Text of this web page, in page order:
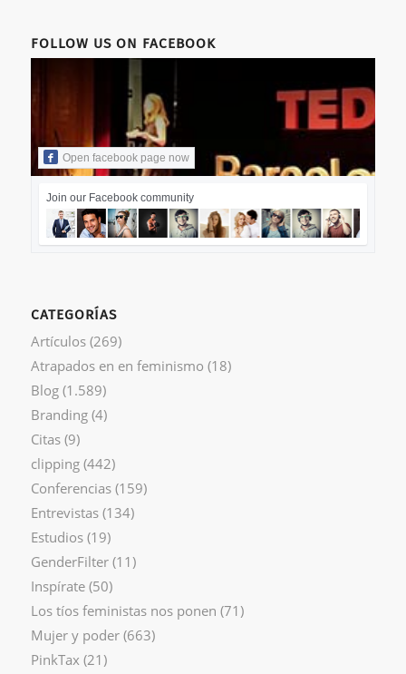
FOLLOW US ON FACEBOOK
Open facebook page now
Join our Facebook community
CATEGORÍAS
Artículos(269)
Atrapados en en feminismo (18)
Blog(1.589)
Branding(4)
Citas(9)
clipping(442)
Conferencias(159)
Entrevistas(134)
Estudios(19)
GenderFilter(11)
Inspírate(50)
Los tíos feministas nos ponen (71)
Mujer y poder(663)
PinkTax(21)